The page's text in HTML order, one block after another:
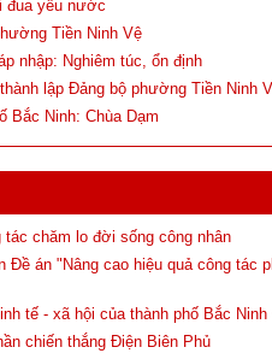
đua yêu nước
Tiền Ninh Vệ
nhập: Nghiêm túc, ổn định
lập Đảng bộ phường Tiền Ninh
Bắc Ninh: Chùa Dạm
tác chăm lo đời sống công nhân
án "Nâng cao hiệu quả công tác
tế - xã hội của thành phố Bắc Ninh
chiến thắng Điện Biên Phủ